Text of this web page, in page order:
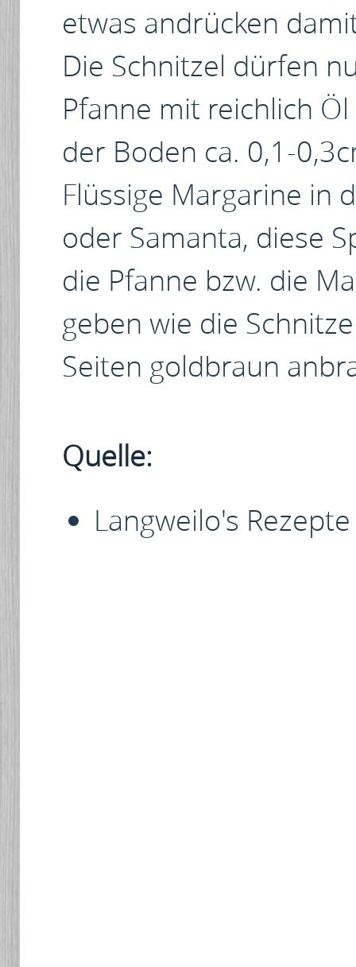
etwas andrücken
Die Schnitzel dürfen
Pfanne mit reichlich
der Boden ca. 0,1-
Flüssige Margarine in
oder Samanta, diese
die Pfanne bzw. die
geben wie die
Seiten goldbraun
Quelle:
Langweilo's Rezepte